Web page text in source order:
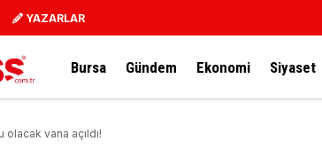
YAZARLAR
Bursa Gündem Ekonomi Siyaset
olacak vana açıldı!